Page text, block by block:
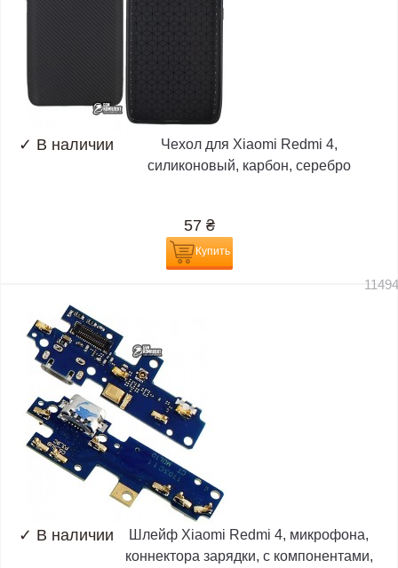
✓ В наличии
Чехол для Xiaomi Redmi 4,
силиконовый, карбон, серебро
57 ₴
Купить
✓ В наличии
Шлейф Xiaomi Redmi 4, микрофона,
коннектора зарядки, с компонентами,